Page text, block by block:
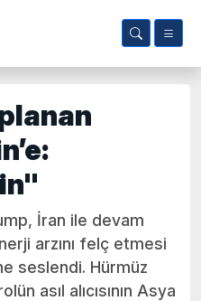
İran ile devam
arzını felç etmesi
seslendi. Hürmüz
asıl alıcısının Asya